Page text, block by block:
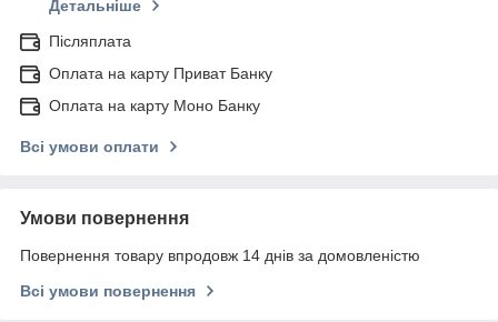
Детальніше
Післяплата
Оплата на карту Приват Банку
Оплата на карту Моно Банку
Всі умови оплати
Умови повернення
Повернення товару впродовж 14 днів за домовленістю
Всі умови повернення